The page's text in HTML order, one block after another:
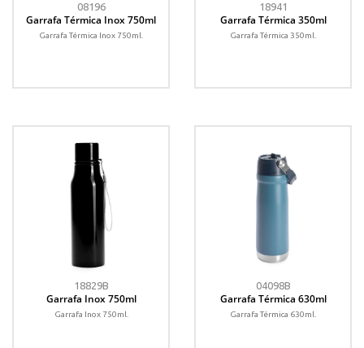
08196
Garrafa Térmica Inox 750ml
Garrafa Térmica Inox 750ml.
18941
Garrafa Térmica 350ml
Garrafa Térmica 350ml.
18829B
Garrafa Inox 750ml
Garrafa Inox 750ml.
04098B
Garrafa Térmica 630ml
Garrafa Térmica 630ml.